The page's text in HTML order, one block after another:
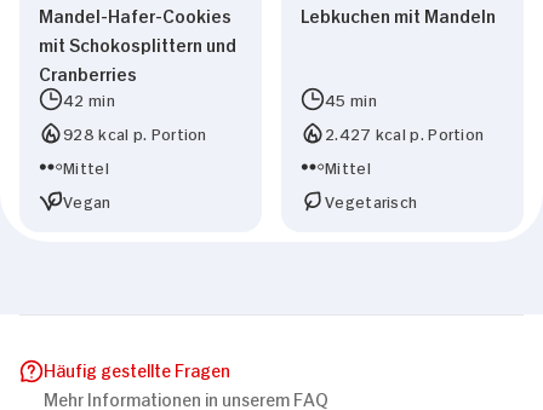
Mandel-Hafer-Cookies
mit Schokosplittern und
Cranberries
42 min
928 kcal p. Portion
Mittel
Vegan
Lebkuchen mit Mandeln
45 min
2.427 kcal p. Portion
Mittel
Vegetarisch
Häufig gestellte Fragen
Mehr Informationen in unserem FAQ